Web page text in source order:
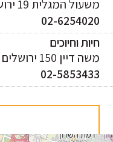
המגלית 19 ירושלים
02-
וחיוכים
150 ירושלים
02-